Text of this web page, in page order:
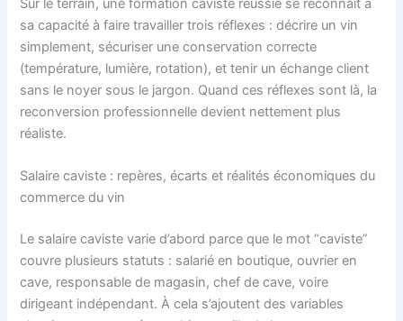
Sur le terrain, une formation caviste réussie se reconnaît à
sa capacité à faire travailler trois réflexes : décrire un vin
simplement, sécuriser une conservation correcte
(température, lumière, rotation), et tenir un échange client
sans le noyer sous le jargon. Quand ces réflexes sont là, la
reconversion professionnelle devient nettement plus
réaliste.
Salaire caviste : repères, écarts et réalités économiques du
commerce du vin
Le salaire caviste varie d’abord parce que le mot “caviste”
couvre plusieurs statuts : salarié en boutique, ouvrier en
cave, responsable de magasin, chef de cave, voire
dirigeant indépendant. À cela s’ajoutent des variables